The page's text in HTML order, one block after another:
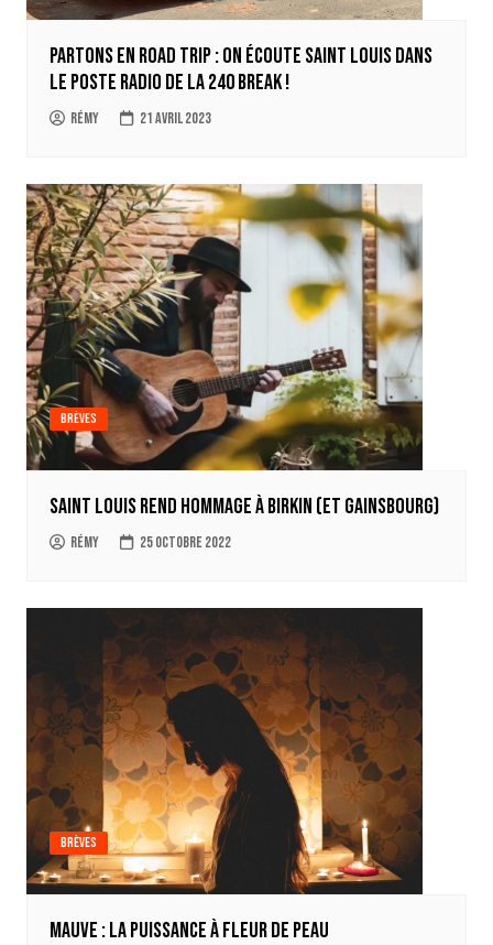
Partons en road trip : on écoute Saint Louis dans
le poste radio de la 240 break !
Rémy 21 avril 2023
Brèves
Saint Louis rend hommage à Birkin (et Gainsbourg)
Rémy 25 octobre 2022
Brèves
Mauve : la puissance à fleur de peau